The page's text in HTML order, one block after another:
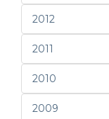
2012
2011
2010
2009